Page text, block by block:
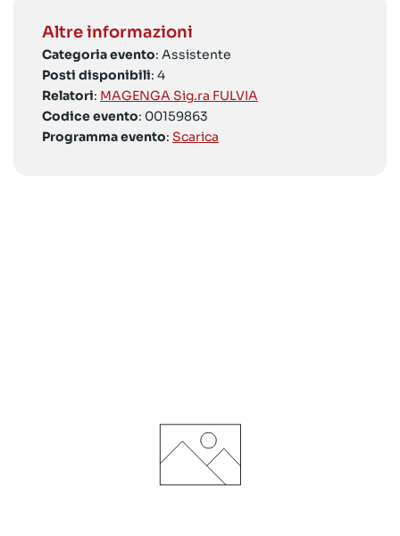
Altre informazioni
Categoria evento: Assistente
Posti disponibili: 4
Relatori: MAGENGA Sig.ra FULVIA
Codice evento: 00159863
Programma evento: Scarica